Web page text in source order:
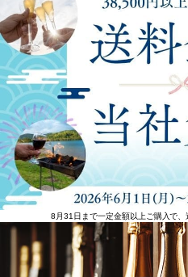
8月31日まで一定金額以上ご購入で